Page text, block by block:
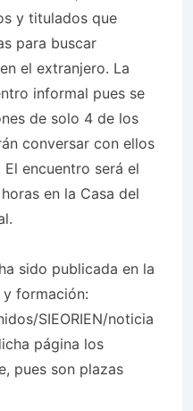
y titulados que
para buscar
el extranjero. La
informal pues se
de solo 4 de los
conversar con ellos
encuentro será el
en la Casa del
sido publicada en la
formación:
SIEORIEN/noticia
página los
pues son plazas